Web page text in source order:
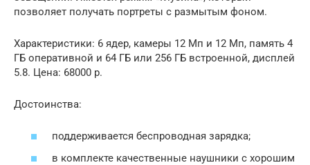
позволяет получать портреты с размытым фоном.
Характеристики: 6 ядер, камеры 12 Мп и 12 Мп, память 4
ГБ оперативной и 64 ГБ или 256 ГБ встроенной, дисплей
5.8. Цена: 68000 р.
Достоинства:
поддерживается беспроводная зарядка;
в комплекте качественные наушники с хорошим